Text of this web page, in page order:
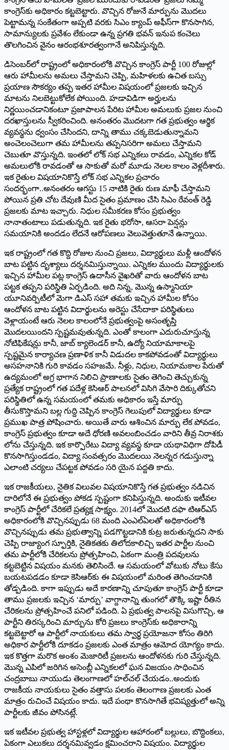
కాంగ్రెస్‌కు అధికారం కట్టబెట్టారు. వొచ్చిన రోజునే మార్పును మొదలు
పెట్టామన్న సంకేతంగా అప్పటి వరకు సిఎం క్యాంప్‌ అఫీస్‌గా కొనసాగిన,
సామాన్యులకు ప్రవేశం లేకుండా ఉన్న ప్రగతి భవన్‌ ఇనుప కంచెలు
తొలగించిన వైనం ఆరంభశూరత్వంగానే అనిపిస్తున్నది.
డిసెంబర్‌లో రాష్ట్రంలో అధికారంలోకి వొచ్చిన కాంగ్రెస్‌ ‌పార్టీ 100 రోజుల్లో
ఆరు హామీలను అమలు చేస్తామని చెప్పి, మహిళలకు ఉచిత బస్సు
ప్రయాణ సౌకర్యం తప్ప ఇతర హామీల విషయంలో ప్రజలకు ఇచ్చిన
మాటను నిలబెట్టుకోలేక పోయింది. హడావిడిగా అర్హులను
నిర్ణయించడానికంటూ ప్రజాపాలన పేరిట హామీల అమలుకు ప్రజల నుంచి
దరఖాస్తులను స్వీకరించింది. అనంతరం మొదటగా గత ప్రభుత్వం ఆర్థిక
వ్యవస్థను ధ్వంసం చేసిందని, దాన్ని తాము చక్కబెడుతున్నామని
అంచెలంచెలుగా తమ హామీలను తప్పనిసరిగా అమలు చేస్తామని
చెబుతూ వొస్తున్నది. ఇంతలో లోక్‌ ‌సభ ఎన్నికలు రావడం, ఎన్నికల కోడ్‌
అమలులోకి రావడంతో ఆ సాకుతో మరో మూడు నెలల కాలం వెళ్లదీశారు.
ఇక రైతుల విషయానికొస్తే లోక్‌ ‌సభ ఎన్నికల ప్రచారం
సందర్భంగా..అనంతరం ఆగస్టు 15 నాటికి రైతు రుణ మాఫీ చేస్తామని
పోయిన ప్రతి చోట దేవుణి మీద సైతం ప్రమాణం చేసి సిఎం రేవంత్‌ ‌రెడ్డి
ప్రజలకు మాట ఇచ్చారు. నిధుల సమీకరణ కోసం ప్రభుత్వం
నానాతంటాలు పడుతున్నది. ఇక రైతు భరోసా, ఆసరా పెన్షన్లు
సమయానికి అందడం లేదనే ఆరోపణలు వెలువెత్తుతూనే ఉన్నాయి.
ఇక రాష్ట్రంలో గత కొద్ది రోజుల నుంచి ప్రజలు, విద్యార్థులు మళ్లీ ఆందోళన
బాట పట్టిన దృశ్యాలు దర్శనమిస్తున్నాయి. ఎన్నికల ముందు విద్యార్థులకు
ఇచ్చిన హామీల పట్ల కాంగ్రెస్‌ ఉదాసీన వైఖరితో వారు ఆందోళన బాట
పట్టక తప్పని పరిస్థితి ఏర్పడింది. అది నిన్న, మొన్న ఉస్మానియా
యూనివర్పిటీలో మెగా డిఎస్‌ ‌సహా తమకు ఇచ్చిన హామీల కోసం
ఆందోళన బాట పట్టిన విదార్థులను అరెస్టు చేసేదాకా పరిస్థితులు
వెళ్లాయంటే ఆరు నెలల కాలంలోనే ప్రభుత్వంపై అసంతృప్తి
మొదలయిందని స్పష్టమవుతున్నది. ఎంతో కాలంగా ఎదురుచూస్తున్న
నోటిఫికేషన్లు కానీ, జాబ్‌ ‌క్యాలెండర్‌ ‌కానీ, ఉద్యో నియామాకాలపై
స్పష్టమైన కార్యాచణ ప్రణాళిక కానీ విడుదల కాకపోవడంతో విద్యార్థులు
అసహనానికి గురి కావడం సహజమే. నీళ్లు, నిధుల, నియామకాల పేరుతో
ఉద్యమంలో అగ్ర భాగాన నిలిచి ప్రాణాలకు సైతం తెగించి తెచ్చుకున్న
ప్రత్యేక రాష్ట్రంలో గత పదేళ్ల కెసిఆర్‌ ‌పాలనలో విసిగి వేసారి దిక్కుతోచని
పరిస్థితిలో ఉన్న సమయంలో తమకు అధికారం ఇస్తే మార్పు
తీసుకొస్తామని బల్ల గుద్ది చెప్పిన కాంగ్రెస్‌ ‌గెలుపులో విద్యార్థులు కూడా
ప్రముఖ పాత్ర పోషించారు. అయితే వారు ఆశించిన మార్పు లేక పోవడం,
కాంగ్రెస్‌ ‌ప్రభుత్వం కూడా అదే ధోరణి అవలంబించడం వారిని తీవ్ర నిరాశకు
లోను చేస్తున్నది. ఇక కార్పొరేటు విద్యా వ్యవస్థ కూడా యథావిధిగా దోపిడీ
కొనసాగిస్తుండడం, విద్యా సంవత్సరం మొదలయి నెలన్నర గడుస్తున్నా
ఎలాంటి చర్యలు చేపట్టక పోవడం సరి యైన పద్దతి కాదు.
ఇక రాజకీయలు, నైతిక విలువల విషయానికొస్తే గత ప్రభుత్వం నడిచిన
దారిలోనే ఈ ప్రభుత్వం పోకడ స్పష్టంగా కనిపిస్తున్నది. అందుకు ఇటీవల
కాంగ్రెస్‌ ‌పార్టీలో చేరికలే ప్రత్యక్ష సాక్ష్యం. 2014లో మొదటి దఫా టిఆర్‌ఎస్‌
అధికారంలోకి వొచ్చినప్పుడు 68 మంది ఎంఎల్‌ఏలతో అధికారంలోకి
వొచ్చినప్పుడు తమ ప్రభుత్వాన్ని పడగొట్టడానికి కుట్ర జరుతున్నదని సాకు
చెప్పి రాజ్యాంగ స్ఫూర్తికి, నైతికతకు తిలోదకాలిచ్చి ఇతర పార్టీల నుంచి
తమ పార్టీలోకి చేరికలను ప్రోత్సహించి, ఏకంగా మంత్రి పదవులను
కట్టబెట్టిన విషయం మనకు తెలిసిందే. ఆ సమయంలో వోటుకు నోటు కేసు
బయటపడడం కూడా కెసిఆర్‌కు ఈ విషయంలో మరింత తెగించడానికి
తోడ్పడింది. కాగా ఇప్పుడు అదే కారణాన్ని చూపుతూ కాంగ్రెస్‌ ‌పార్టీ కూడా
తాము ప్రజలకు ఇచ్చిన ‘మార్పు’ వాగ్దానాన్ని తుంగలో తొక్కి ఇష్టా రీతిన
చేరికలను ప్రోత్సహించే పనిలో పడింది. ఏ ప్రభుత్వ పాలనపై విసుగొచ్చి, ఆ
పార్టీని తిరస్కరించి మార్పును కోరి ప్రజలు కాంగ్రెస్‌కు అధికారాన్ని
కట్టబెట్టారో ఆ పార్టీలో నాయకులు తమ స్వార్థ ప్రయోజనా కోసం తిరిగి
అధికార పార్టీలోకి దూకడం ప్రజలకు ఎంత మాత్రం ఆమోద యోగ్యం కాదు.
ఇక కొత్తగా మరొక అంశం మెజారిటీ ప్రజలను ఆందోళనకు గురి చేస్తున్నది.
మొన్న ఎపిలో జరిగిన అసెంబ్లీ ఎన్నికలలో ఘన విజయం సాధించిన
చంద్రబాబు నాయుడు తెలంగాణలో హల్‌చల్‌ ‌చేయడం..అందుకు
రాజకీయ నాయకులు సైతం వత్తాసు పలకం తెలంగాణ ప్రజలకు ఎంత
మాత్రం రుచించే విషయం కాదు. ఇదే పంథా కొనసాగితే భవిష్యత్తులో అన్ని
పార్టీలకు జీవం పోసినట్లే.
ఇక ఇటీవల ప్రభుత్వ హాస్టళ్లలో విద్యార్థుల ఆహారంలో బల్లులు, బొద్దింకలు,
ఏకంగా ఎలుకలు దర్శనమివ్వడం క్షమించరాని విషయం. విద్యార్థుల